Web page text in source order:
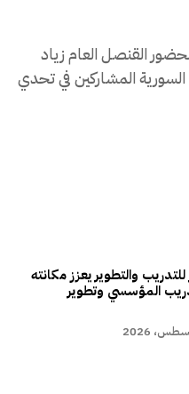
القنصل العام زياد
السورية المشاركين في تحدي
للتدريب والتطوير يعزز مكانته
المؤسسي وتطوير